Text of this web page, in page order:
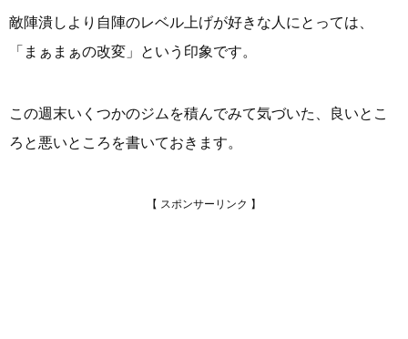
敵陣潰しより自陣のレベル上げが好きな人にとっては、
「まぁまぁの改変」という印象です。
この週末いくつかのジムを積んでみて気づいた、良いとこ
ろと悪いところを書いておきます。